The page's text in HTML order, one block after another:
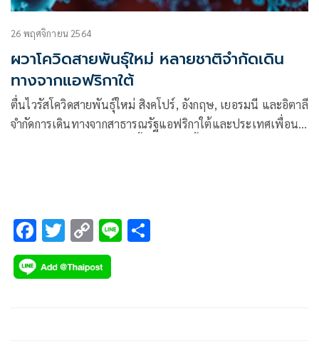
26 พฤศจิกายน 2564
ผวาโควิดสายพันธุ์ใหม่ หลายชาติจำกัดเดิน
ทางจากแอฟริกาใต้
ตื่นไวรัสโควิดสายพันธุ์ใหม่ สิงคโปร์, อังกฤษ, เยอรมนี และอิตาลี
จำกัดการเดินทางจากสาธารณรัฐแอฟริกาใต้และประเทศเพื่อน
F
ac
e
T
wi
tt
C
o
p
Li